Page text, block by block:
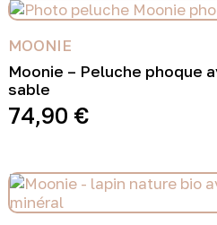
MOONIE
Moonie – Peluche phoque
sable
74,90 €